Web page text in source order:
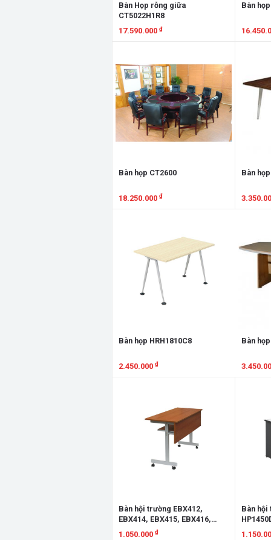
Bàn Họp rỗng giữa
CT5022H1R8
17.590.000 ₫
Bàn
Bàn họp CT2600
18.250.000 ₫
Bàn
Bàn họp HRH1810C8
2.450.000 ₫
Bàn
Bàn hội trường EBX412,
EBX414, EBX415, EBX416,
EBX418
1.050.000 ₫
Bàn hội